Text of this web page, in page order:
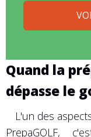
Quand la
dépasse le
L'un des
PrepaGOLF,